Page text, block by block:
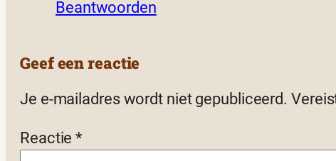
Beantwoorden
Geef een reactie
Je e-mailadres wordt niet gepubliceerd.
Reactie*